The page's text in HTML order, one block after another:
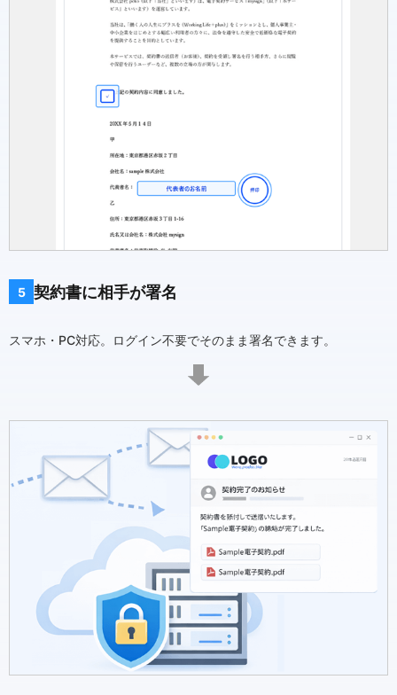
5 契約書に相手が署名
スマホ・PC対応。ログイン不要でそのまま署名できます。